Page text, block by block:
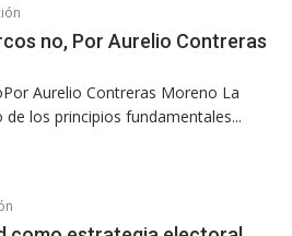
no, Por Aurelio Contreras
Aurelio Contreras Moreno La
los principios fundamentales...